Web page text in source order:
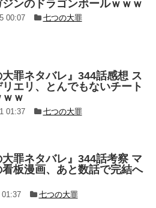
ジンのドラゴンボールｗｗｗ
00:07 七つの大罪
大罪ネタバレ』344話感想 ス
エリ、とんでもないチート
ｗ
01:37 七つの大罪
大罪ネタバレ』344話考察 マ
看板漫画、あと数話で完結へ
七つの大罪